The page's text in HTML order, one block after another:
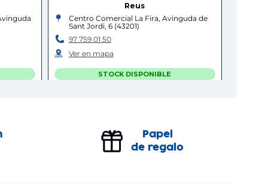
Reus
Centro Comercial La Fira, Avinguda de
Sant Jordi, 6(43201)
97 759 01 50
Ver en mapa
STOCK DISPONIBLE
Carrer de Francesc Ferrer i Guàrdia, 30-
08100)
Papel
de regalo